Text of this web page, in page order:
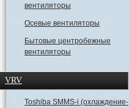
вентиляторы
Осевые вентиляторы
Бытовые центробежные
вентиляторы
VRV
Toshiba SMMS-i (охлаждение-